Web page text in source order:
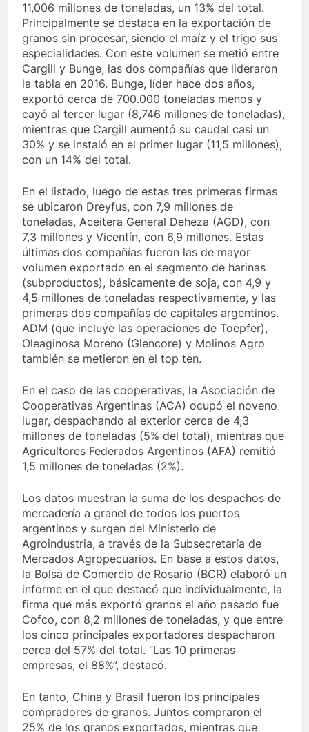
11,006 millones de toneladas, un 13% del total.
Principalmente se destaca en la exportación de
granos sin procesar, siendo el maíz y el trigo sus
especialidades. Con este volumen se metió entre
Cargill y Bunge, las dos compañías que lideraron
la tabla en 2016. Bunge, líder hace dos años,
exportó cerca de 700.000 toneladas menos y
cayó al tercer lugar (8,746 millones de toneladas),
mientras que Cargill aumentó su caudal casi un
30% y se instaló en el primer lugar (11,5 millones),
con un 14% del total.
En el listado, luego de estas tres primeras firmas
se ubicaron Dreyfus, con 7,9 millones de
toneladas, Aceitera General Deheza (AGD), con
7,3 millones y Vicentín, con 6,9 millones. Estas
últimas dos compañías fueron las de mayor
volumen exportado en el segmento de harinas
(subproductos), básicamente de soja, con 4,9 y
4,5 millones de toneladas respectivamente, y las
primeras dos compañías de capitales argentinos.
ADM (que incluye las operaciones de Toepfer),
Oleaginosa Moreno (Glencore) y Molinos Agro
también se metieron en el top ten.
En el caso de las cooperativas, la Asociación de
Cooperativas Argentinas (ACA) ocupó el noveno
lugar, despachando al exterior cerca de 4,3
millones de toneladas (5% del total), mientras que
Agricultores Federados Argentinos (AFA) remitió
1,5 millones de toneladas (2%).
Los datos muestran la suma de los despachos de
mercadería a granel de todos los puertos
argentinos y surgen del Ministerio de
Agroindustria, a través de la Subsecretaría de
Mercados Agropecuarios. En base a estos datos,
la Bolsa de Comercio de Rosario (BCR) elaboró un
informe en el que destacó que individualmente, la
firma que más exportó granos el año pasado fue
Cofco, con 8,2 millones de toneladas, y que entre
los cinco principales exportadores despacharon
cerca del 57% del total. “Las 10 primeras
empresas, el 88%”, destacó.
En tanto, China y Brasil fueron los principales
compradores de granos. Juntos compraron el
25% de los granos exportados, mientras que